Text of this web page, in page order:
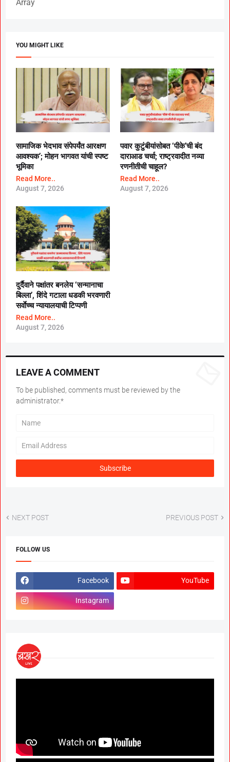
Array
YOU MIGHT LIKE
सामाजिक भेदभाव संपेपर्यंत आरक्षण
आवश्यक’; मोहन भागवत यांची स्पष्ट
भूमिका
Read More..
August 7, 2026
पवार कुटुंबीयांसोबत ‘पीके’ची बंद
दाराआड चर्चा; राष्ट्रवादीत नव्या
रणनीतीची चाहूल?
Read More..
August 7, 2026
दुर्दैवाने पक्षांतर बनलेय ‘सन्मानाचा
बिल्ला’, शिंदे गटाला धडकी भरवणारी
सर्वाेच्च न्यायालयाची टिप्पणी
Read More..
August 7, 2026
LEAVE A COMMENT
To be published, comments must be reviewed by the
administrator.*
NEXT POST PREVIOUS POST
FOLLOW US
Facebook YouTube
Instagram